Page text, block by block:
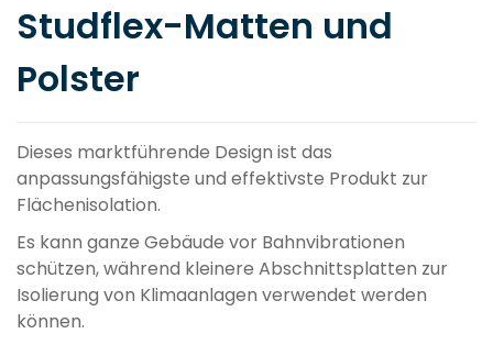
Studflex-Matten und
Polster
Dieses marktführende Design ist das
anpassungsfähigste und effektivste Produkt zur
Flächenisolation.
Es kann ganze Gebäude vor Bahnvibrationen
schützen, während kleinere Abschnittsplatten zur
Isolierung von Klimaanlagen verwendet werden
können.